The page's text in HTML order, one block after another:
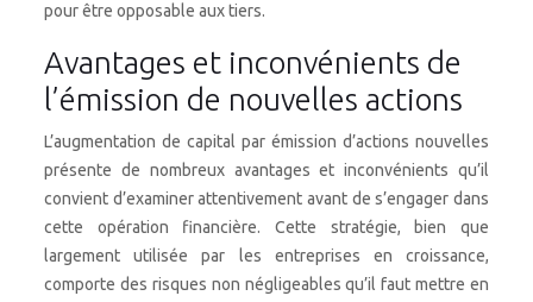
pour être opposable aux tiers.
Avantages et inconvénients de
l’émission de nouvelles actions
L’augmentation de capital par émission d’actions nouvelles
présente de nombreux avantages et inconvénients qu’il
convient d’examiner attentivement avant de s’engager dans
cette opération financière. Cette stratégie, bien que
largement utilisée par les entreprises en croissance,
comporte des risques non négligeables qu’il faut mettre en